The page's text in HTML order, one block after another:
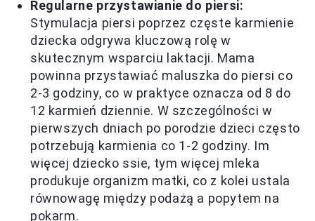
Regularne przystawianie do piersi:
Stymulacja piersi poprzez częste karmienie
dziecka odgrywa kluczową rolę w
skutecznym wsparciu laktacji. Mama
powinna przystawiać maluszka do piersi co
2-3 godziny, co w praktyce oznacza od 8 do
12 karmień dziennie. W szczególności w
pierwszych dniach po porodzie dzieci często
potrzebują karmienia co 1-2 godziny. Im
więcej dziecko ssie, tym więcej mleka
produkuje organizm matki, co z kolei ustala
równowagę między podażą a popytem na
pokarm.